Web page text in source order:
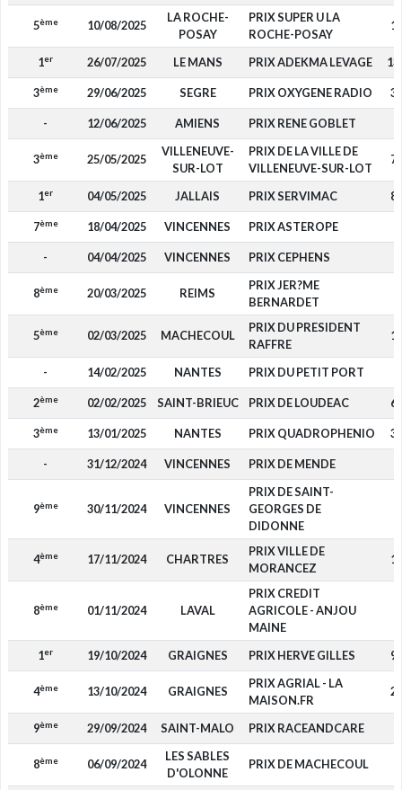
5ème 10/08/2025
LA ROCHE-
POSAY
PRIX SUPER U LA
ROCHE-POSAY
1
1er 26/07/2025 LE MANS PRIX ADEKMA LEVAGE 13
3ème 29/06/2025 SEGRE PRIX OXYGENE RADIO 3
- 12/06/2025 AMIENS PRIX RENE GOBLET
3ème 25/05/2025
VILLENEUVE-
SUR-LOT
PRIX DE LA VILLE DE
VILLENEUVE-SUR-LOT
7
1er 04/05/2025 JALLAIS PRIX SERVIMAC 8
7ème 18/04/2025 VINCENNES PRIX ASTEROPE
- 04/04/2025 VINCENNES PRIX CEPHENS
8ème 20/03/2025 REIMS
PRIX JER?ME
BERNARDET
5ème 02/03/2025 MACHECOUL
PRIX DU PRESIDENT
RAFFRE
1
- 14/02/2025 NANTES PRIX DU PETIT PORT
2ème 02/02/2025 SAINT-BRIEUC PRIX DE LOUDEAC 6
3ème 13/01/2025 NANTES PRIX QUADROPHENIO 3
- 31/12/2024 VINCENNES PRIX DE MENDE
9ème 30/11/2024 VINCENNES
PRIX DE SAINT-
GEORGES DE
DIDONNE
4ème 17/11/2024 CHARTRES
PRIX VILLE DE
MORANCEZ
1
8ème 01/11/2024 LAVAL
PRIX CREDIT
AGRICOLE - ANJOU
MAINE
1er 19/10/2024 GRAIGNES PRIX HERVE GILLES 9
4ème 13/10/2024 GRAIGNES
PRIX AGRIAL - LA
MAISON.FR
2
9ème 29/09/2024 SAINT-MALO PRIX RACEANDCARE
8ème 06/09/2024
LES SABLES
D'OLONNE
PRIX DE MACHECOUL